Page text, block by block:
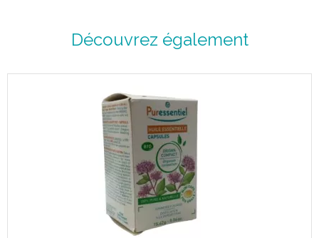
Découvrez également